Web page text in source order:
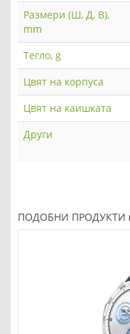
Размери (Ш, Д, В),
mm
Тегло, g
Цвят на корпуса
Цвят на каишката
Други
ПОДОБНИ ПРОДУКТИ